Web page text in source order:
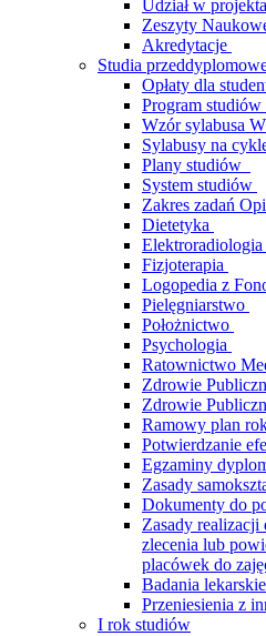
Udział w
Zeszyty
Akredytacje
Studia
Opłaty dla
Program studiów
Wzór sylabusa
Sylabusy na
Plany studiów
System studiów
Zakres zadań
Dietetyka
Elektroradiologia
Fizjoterapia
Logopedia z
Pielęgniarstwo
Położnictwo
Psychologia
Ratownictwo
Zdrowie
Zdrowie
Ramowy plan
Potwierdzanie
Egzaminy
Zasady
Dokumenty do
Zasady
zlecenia lub
placówek do
Badania
Przeniesienia z
I rok studiów